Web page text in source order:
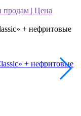
продам | Цена
+ нефритовые